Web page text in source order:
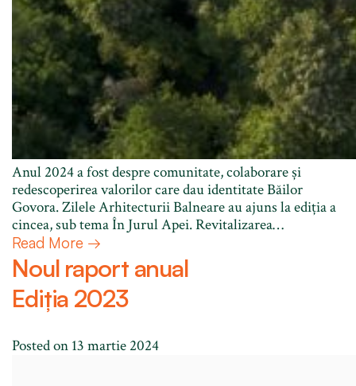
Anul 2024 a fost despre comunitate, colaborare și
redescoperirea valorilor care dau identitate Băilor
Govora. Zilele Arhitecturii Balneare au ajuns la ediția a
cincea, sub tema În Jurul Apei. Revitalizarea…
Read More →
Noul raport anual
Ediția 2023
Posted on 13 martie 2024